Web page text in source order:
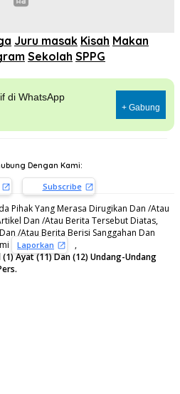
Juru masak Kisah Makan
Sekolah SPPG
di WhatsApp
+ Gabung
Dengan Kami:
Subscribe
Pihak Yang Merasa Dirugikan Dan /Atau
Dan /Atau Berita Tersebut Diatas,
/Atau Berita Berisi Sanggahan Dan
Laporkan
,
(1) Ayat (11) Dan (12) Undang-Undang